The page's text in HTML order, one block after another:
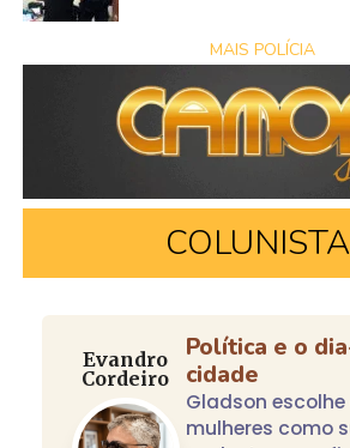
MAIS POLÍCIA
Evandro
Cordeiro
Política e o
cidade
Gladson
mulheres como